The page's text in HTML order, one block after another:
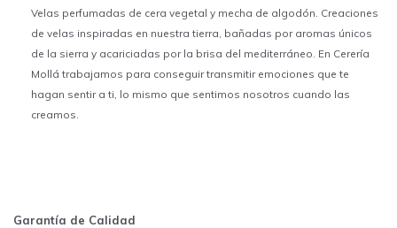
Velas perfumadas de cera vegetal y mecha de algodón. Creaciones
de velas inspiradas en nuestra tierra, bañadas por aromas únicos
de la sierra y acariciadas por la brisa del mediterráneo. En Cerería
Mollá trabajamos para conseguir transmitir emociones que te
hagan sentir a ti, lo mismo que sentimos nosotros cuando las
creamos.
Garantía de Calidad